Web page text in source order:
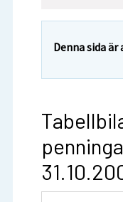
Denna sida är